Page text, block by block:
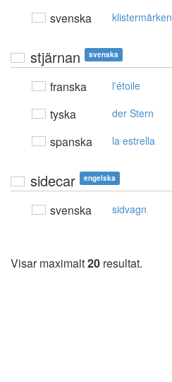
svenska klistermärken
stjärnan svenska
franska l'étoile
tyska der Stern
spanska la estrella
sidecar engelska
svenska sidvagn
Visar maximalt20 resultat.